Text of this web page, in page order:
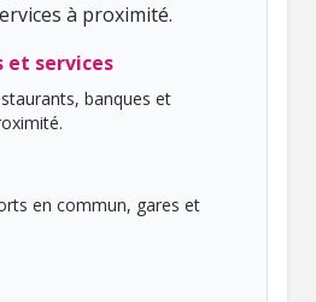
à proximité.
et services
banques et
en commun, gares et